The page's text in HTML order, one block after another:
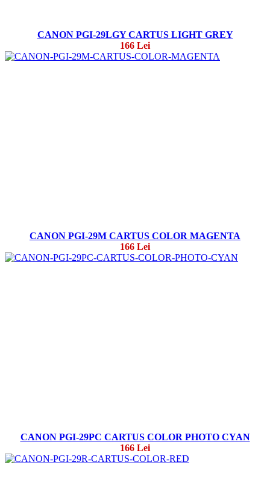
CANON PGI-29LGY CARTUS LIGHT GREY
166 Lei
CANON PGI-29M CARTUS COLOR MAGENTA
166 Lei
CANON PGI-29PC CARTUS COLOR PHOTO CYAN
166 Lei